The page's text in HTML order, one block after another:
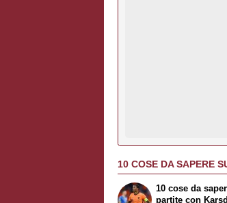
10 COSE DA SAPERE
10 cose da
partite con